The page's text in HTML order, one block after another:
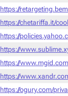
https://
https://chetariffa.it/
https://
https://
https://
https://
https://ogury.com/